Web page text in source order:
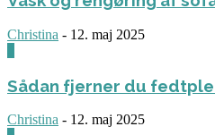
Christina - 12. maj 2025
Sådan fjerner du
Christina - 12. maj 2025